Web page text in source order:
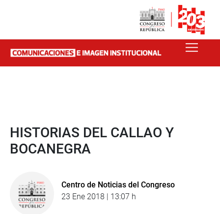
HISTORIAS DEL CALLAO Y
BOCANEGRA
Centro de Noticias del Congreso
23 Ene 2018 | 13:07 h